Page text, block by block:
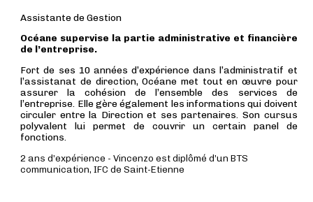
Assistante de Gestion
Océane supervise la partie administrative et financière
de l’entreprise.
Fort de ses 10 années d’expérience dans l’administratif et
l’assistanat de direction, Océane met tout en œuvre pour
assurer la cohésion de l’ensemble des services de
l’entreprise. Elle gère également les informations qui doivent
circuler entre la Direction et ses partenaires. Son cursus
polyvalent lui permet de couvrir un certain panel de
fonctions.
2 ans d’expérience - Vincenzo est diplômé d’un BTS
communication, IFC de Saint-Etienne